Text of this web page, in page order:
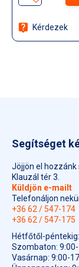
Kérdezek
Segítséget
Jöjjön el hozzánk
Klauzál tér 3.
Küldjön e-mailt
Telefonáljon
+36 62 / 547-174
+36 62 / 547-175
Hétfőtől-
Szombaton:
Vasárnap: 9:00-